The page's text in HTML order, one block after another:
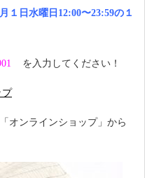
１日水曜日 12:00〜23:59の１
を入力してください！
プ
オンラインショップ」から